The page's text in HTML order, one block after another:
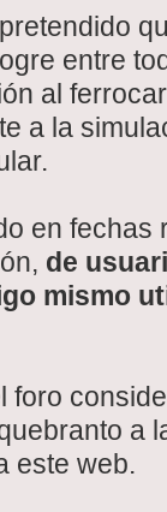
entre
al
a la
en fechas
de
mismo
foro
a
este web.